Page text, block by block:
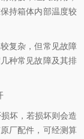
持箱体内部温度较
复杂，但常见故障
种常见故障及其排
坏，若损坏则会造
厂配件，可经测算